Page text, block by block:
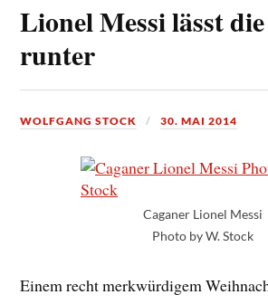
Lionel Messi lässt
runter
WOLFGANG STOCK 30. MAI 2014
Caganer Lionel Messi
Photo by W. Stock
Einem recht merkwürdigem